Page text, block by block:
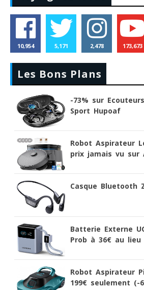
10,954 5,171 2,478 173,673
Les Bons Plans
-73% sur
Sport Hupoaf
Robot Aspirateur
prix jamais vu sur
Casque Bluetooth
Batterie Externe
Prob à 36€ au lieu
Robot Aspirateur
199€ seulement (-